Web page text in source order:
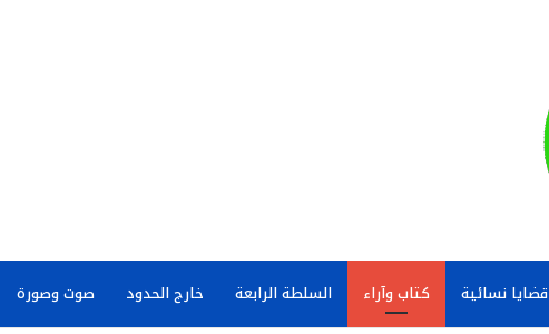
قضايا نسائية كتاب وآراء السلطة الرابعة خارج الحدود صوت وصورة